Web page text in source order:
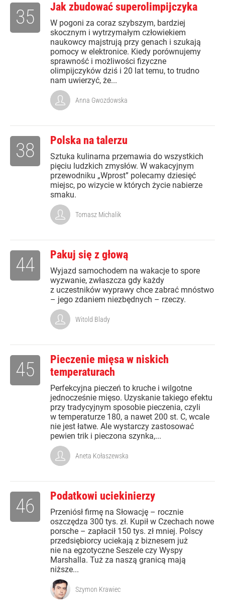
Jak zbudować superolimpijczyka
W pogoni za coraz szybszym, bardziej
skocznym i wytrzymałym człowiekiem
naukowcy majstrują przy genach i szukają
pomocy w elektronice. Kiedy porównujemy
sprawność i możliwości fizyczne
olimpijczyków dziś i 20 lat temu, to trudno
nam uwierzyć, że...
35
Anna Gwozdowska
Polska na talerzu
Sztuka kulinarna przemawia do wszystkich
pięciu ludzkich zmysłów. W wakacyjnym
przewodniku „Wprost” polecamy dziesięć
miejsc, po wizycie w których życie nabierze
smaku.
38
Tomasz Michalik
Pakuj się z głową
Wyjazd samochodem na wakacje to spore
wyzwanie, zwłaszcza gdy każdy
z uczestników wyprawy chce zabrać mnóstwo
– jego zdaniem niezbędnych – rzeczy.
44
Witold Blady
Pieczenie mięsa w niskich
temperaturach
Perfekcyjna pieczeń to kruche i wilgotne
jednocześnie mięso. Uzyskanie takiego efektu
przy tradycyjnym sposobie pieczenia, czyli
w temperaturze 180, a nawet 200 st. C, wcale
nie jest łatwe. Ale wystarczy zastosować
pewien trik i pieczona szynka,...
45
Aneta Kołaszewska
Podatkowi uciekinierzy
Przeniósł firmę na Słowację – rocznie
oszczędza 300 tys. zł. Kupił w Czechach nowe
porsche – zapłacił 150 tys. zł mniej. Polscy
przedsiębiorcy uciekają z biznesem już
nie na egzotyczne Seszele czy Wyspy
Marshalla. Tuż za naszą granicą mają
niższe...
46
Szymon Krawiec